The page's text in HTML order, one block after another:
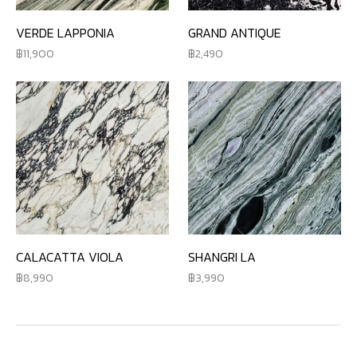
VERDE LAPPONIA
11,900
GRAND ANTIQUE
2,490
CALACATTA VIOLA
8,990
SHANGRI LA
3,990